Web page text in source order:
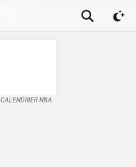
CALENDRIER NBA